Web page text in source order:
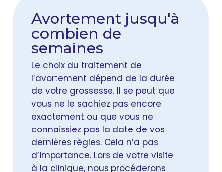
Avortement jusqu'à
combien de
semaines
Le choix du traitement de
l’avortement dépend de la durée
de votre grossesse. Il se peut que
vous ne le sachiez pas encore
exactement ou que vous ne
connaissiez pas la date de vos
dernières règles. Cela n’a pas
d’importance. Lors de votre visite
à la clinique, nous procéderons